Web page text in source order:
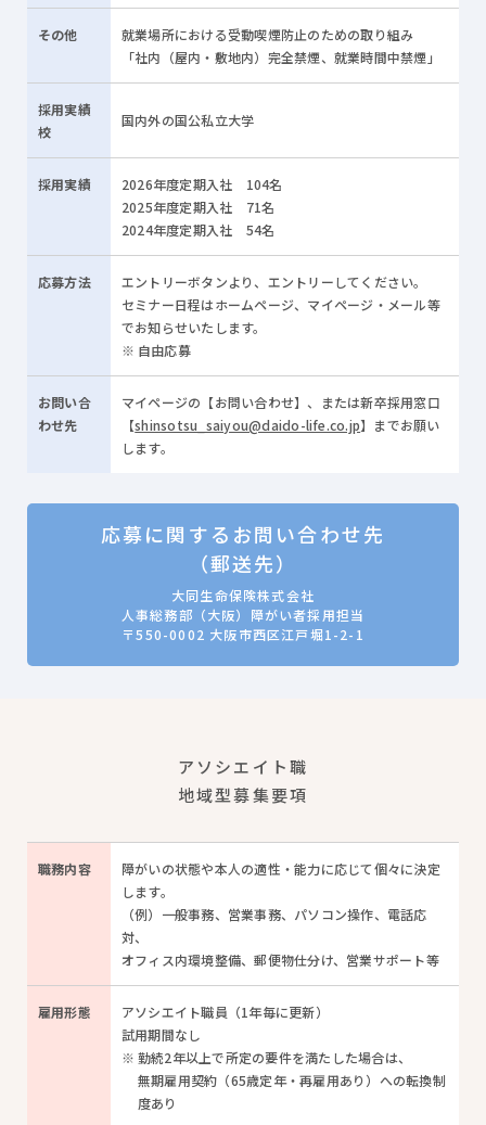
その他
就業場所における受動喫煙防止のための取り組み
「社内（屋内・敷地内）完全禁煙、就業時間中禁煙」
採用実績
校
国内外の国公私立大学
採用実績
2026年度定期入社 104名
2025年度定期入社 71名
2024年度定期入社 54名
応募方法
エントリーボタンより、エントリーしてください。
セミナー日程はホームページ、マイページ・メール等
でお知らせいたします。
自由応募
お問い合
わせ先
マイページの【お問い合わせ】、または新卒採用窓口
【shinsotsu_saiyou@daido-life.co.jp】までお願い
します。
応募に関する お問い合わせ先
（郵送先）
大同生命保険株式会社
人事総務部（大阪）障がい者採用担当
〒550-0002 大阪市西区江戸堀1-2-1
アソシエイト職
地域型募集要項
職務内容
障がいの状態や本人の適性・能力に応じて個々に決定
します。
（例）一般事務、営業事務、パソコン操作、電話応
対、
オフィス内環境整備、郵便物仕分け、営業サポート等
雇用形態
アソシエイト職員（1年毎に更新）
試用期間なし
勤続2年以上で所定の要件を満たした場合は、
無期雇用契約（65歳定年・再雇用あり）への転換制
度あり